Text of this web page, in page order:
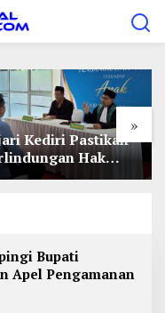
»
Kediri Pastikan
Hak
Lewat Penetapan
Bupati
Apel Pengamanan